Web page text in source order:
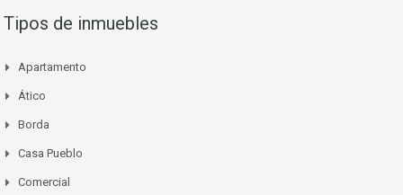
Tipos de inmuebles
Apartamento
Ático
Borda
Casa Pueblo
Comercial